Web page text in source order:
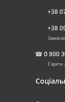
+38
+38
☎ 0 800
Гаряча